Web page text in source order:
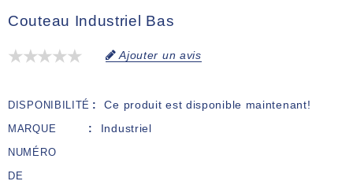
Couteau Industriel Bas
Ajouter un avis
DISPONIBILITÉ Ce produit est disponible maintenant!
MARQUE Industriel
NUMÉRO
DE